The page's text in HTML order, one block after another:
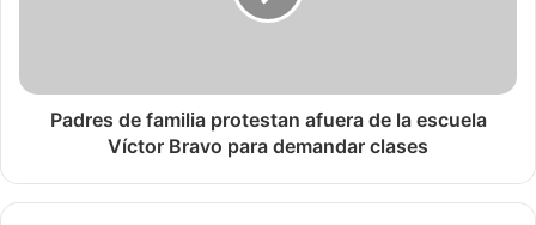
Padres de familia protestan afuera de la escuela
Víctor Bravo para demandar clases